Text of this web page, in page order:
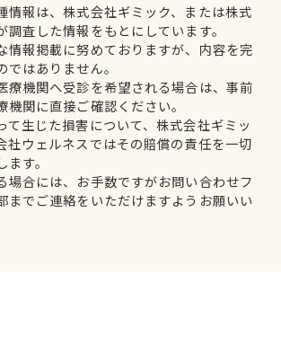
情報は、株式会社ギミック、または株式
調査した情報をもとにしています。
情報掲載に努めておりますが、内容を完
はありません。
療機関へ受診を希望される場合は、事前
機関に直接ご確認ください。
て生じた損害について、株式会社ギミッ
社ウェルネスではその賠償の責任を一切
す。
場合には、お手数ですがお問い合わせフ
までご連絡をいただけますようお願いい